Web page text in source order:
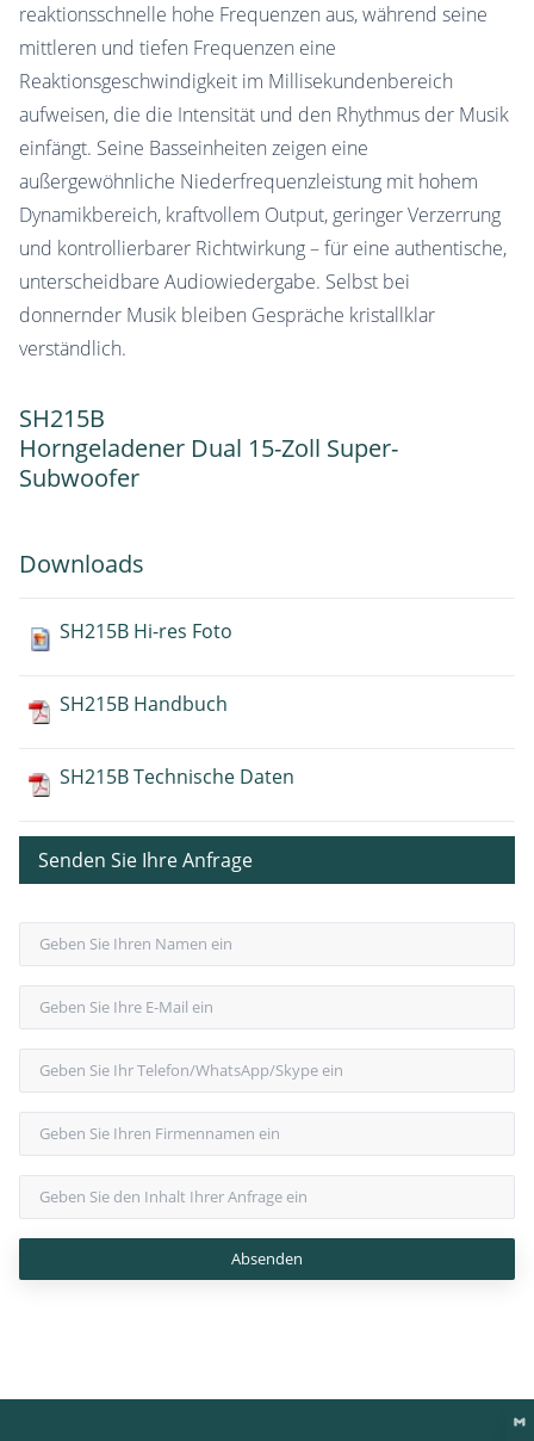
reaktionsschnelle hohe Frequenzen aus, während seine
mittleren und tiefen Frequenzen eine
Reaktionsgeschwindigkeit im Millisekundenbereich
aufweisen, die die Intensität und den Rhythmus der Musik
einfängt. Seine Basseinheiten zeigen eine
außergewöhnliche Niederfrequenzleistung mit hohem
Dynamikbereich, kraftvollem Output, geringer Verzerrung
und kontrollierbarer Richtwirkung – für eine authentische,
unterscheidbare Audiowiedergabe. Selbst bei
donnernder Musik bleiben Gespräche kristallklar
verständlich.
SH215B
Horngeladener Dual 15-Zoll Super-
Subwoofer
Downloads
SH215B Hi-res Foto
SH215B Handbuch
SH215B Technische Daten
Senden Sie Ihre Anfrage